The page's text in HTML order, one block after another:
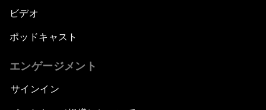
ビデオ
ポッドキャスト
エンゲージメント
サインイン